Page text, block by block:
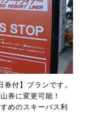
付】プランです。
券に変更可能！
めのスキーバス利